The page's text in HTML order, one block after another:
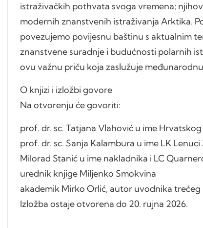
istraživačkih pothvata svoga vremena;
modernih znanstvenih istraživanja Arktika.
povezujemo povijesnu baštinu s aktualnim
znanstvene suradnje i budućnosti polarnih
ovu važnu priču koja zaslužuje
O knjizi i izložbi govore
Na otvorenju će govoriti:
prof. dr. sc. Tatjana Vlahović u ime
prof. dr. sc. Sanja Kalambura u ime LK
Milorad Stanić u ime nakladnika i LC
urednik knjige Miljenko Smokvina
akademik Mirko Orlić, autor uvodnika
Izložba ostaje otvorena do 20. rujna 2026.